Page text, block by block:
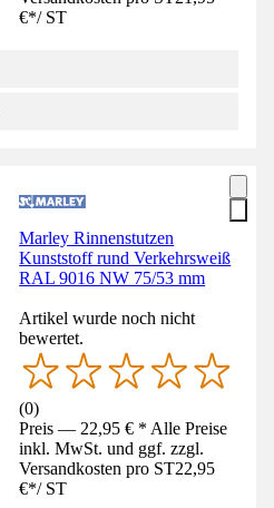
€*/ ST
Marley Rinnenstutzen
Kunststoff rund Verkehrsweiß
RAL 9016 NW 75/53 mm
Artikel wurde noch nicht
bewertet.
(0)
Preis — 22,95 € * Alle Preise
inkl. MwSt. und ggf. zzgl.
Versandkosten pro ST22,95
€*/ ST